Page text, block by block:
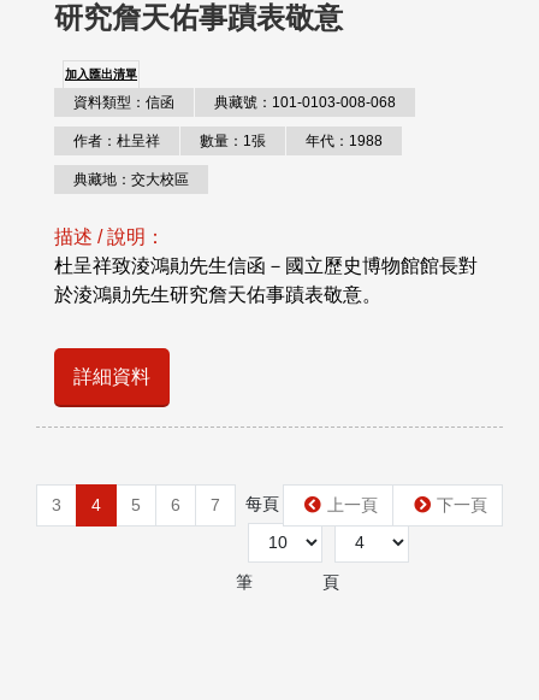
研究詹天佑事蹟表敬意
加入匯出清單
資料類型：信函 典藏號：101-0103-008-068
作者：杜呈祥 數量：1張 年代：1988
典藏地：交大校區
描述 / 說明：
杜呈祥致淩鴻勛先生信函－國立歷史博物館館長對
於淩鴻勛先生研究詹天佑事蹟表敬意。
詳細資料
3 4 5 6 7 每頁
筆
第
頁
上一頁 下一頁